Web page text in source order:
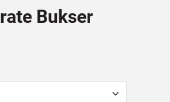
Bukser